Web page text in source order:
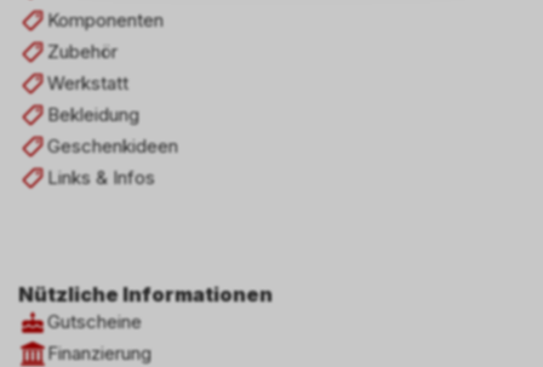
Komponenten
Zubehör
Werkstatt
Bekleidung
Geschenkideen
Links & Infos
Nützliche Informationen
Gutscheine
Finanzierung